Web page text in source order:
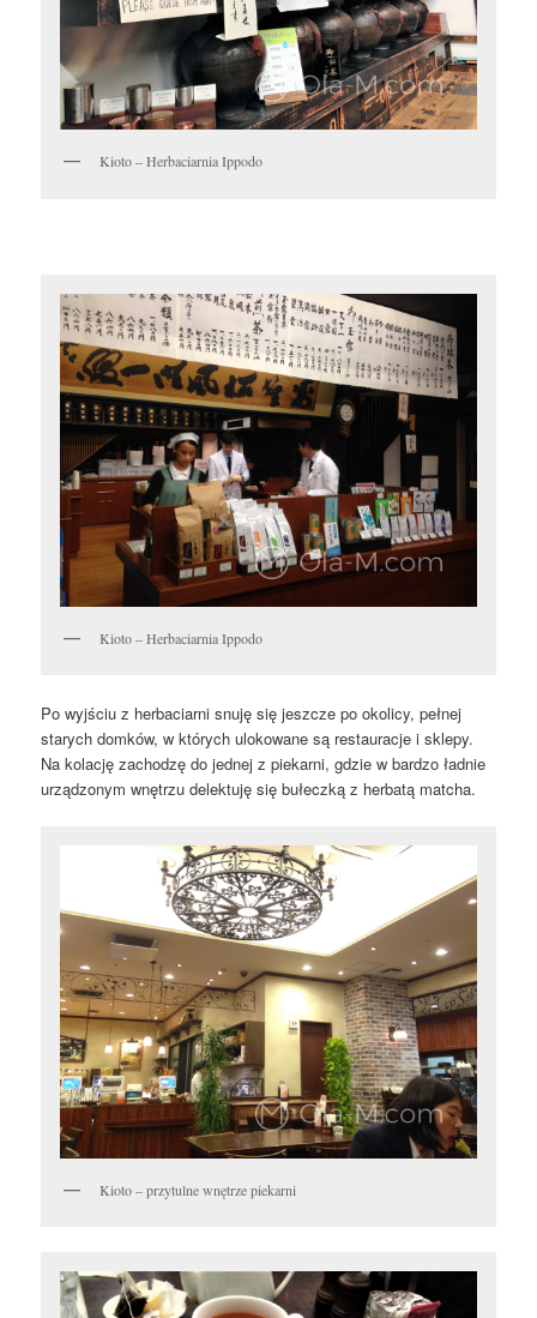
Kioto – Herbaciarnia Ippodo
Kioto – Herbaciarnia Ippodo
Po wyjściu z herbaciarni snuję się jeszcze po okolicy, pełnej
starych domków, w których ulokowane są restauracje i sklepy.
Na kolację zachodzę do jednej z piekarni, gdzie w bardzo ładnie
urządzonym wnętrzu delektuję siębułeczką z herbatą matcha.
Kioto – przytulne wnętrze piekarni